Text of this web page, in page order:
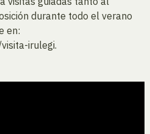
durante todo el verano
en:
irulegi.